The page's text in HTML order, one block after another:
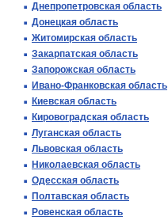
Днепропетровская область
Донецкая область
Житомирская область
Закарпатская область
Запорожская область
Ивано-Франковская область
Киевская область
Кировоградская область
Луганская область
Львовская область
Николаевская область
Одесская область
Полтавская область
Ровенская область